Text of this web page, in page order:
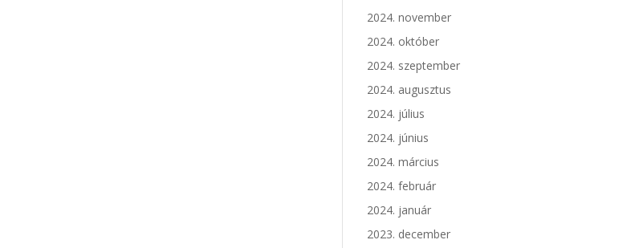
2024. november
2024. október
2024. szeptember
2024. augusztus
2024. július
2024. június
2024. március
2024. február
2024. január
2023. december